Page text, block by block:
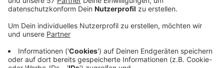
die Saison als Vorletzter in der Regionalliga ab und
ist nach 10 Jahren wieder Oberligist. Positiv: Rund
um das letzte Heimspiel ist es friedlich geblieben,
es gab keinen Platzsturm oder Pyrotechnik. Laut
Polizei haben Heim- und Gästefans das Stadion am